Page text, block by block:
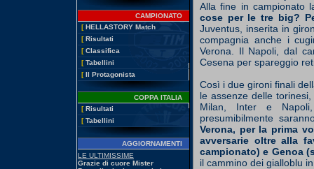
CAMPIONATO
[ HELLASTORY Match
[ Risultati
[ Classifica
[ Tabellini
[ Il Protagonista
COPPA ITALIA
[ Risultati
[ Tabellini
AGGIORNAMENTI
Alla fine in campionato
cose per le tre big?
Juventus, inserita in
compagnia anche i
Verona. Il Napoli, dal
Cesena per spareggio
Così i due gironi finali
le assenze delle
Milan, Inter e
presumibilmente
Verona, per la prima
avversarie oltre alla
campionato) e Genoa
il cammino dei gialloblu